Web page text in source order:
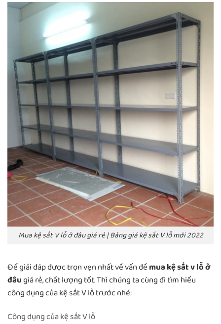
Mua kệ sắt V lỗ ở đâu giá rẻ | Bảng giá kệ sắt V lỗ mới 2022
Để giải đáp được trọn vẹn nhất về vấn đềmua kệ sắt v lỗ ở
đâugiá rẻ, chất lượng tốt. Thì chúng ta cùng đi tìm hiểu
công dụng của kệ sắt V lỗ trước nhé:
Công dụng của kệ sắt V lỗ